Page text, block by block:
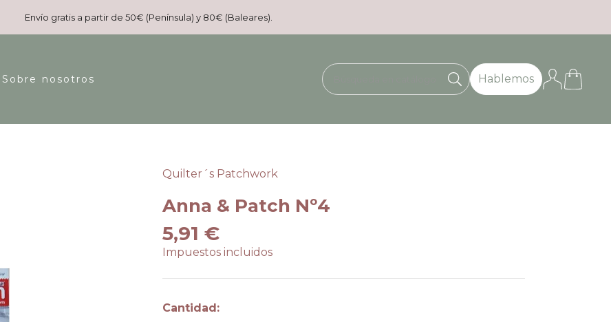
Envío gratis a partir de 50€ (Península) y 80€ (Baleares).
Sobre nosotros Hablemos
Quilter´s Patchwork
Anna & Patch Nº4
5,91 €
Impuestos incluidos
Cantidad: